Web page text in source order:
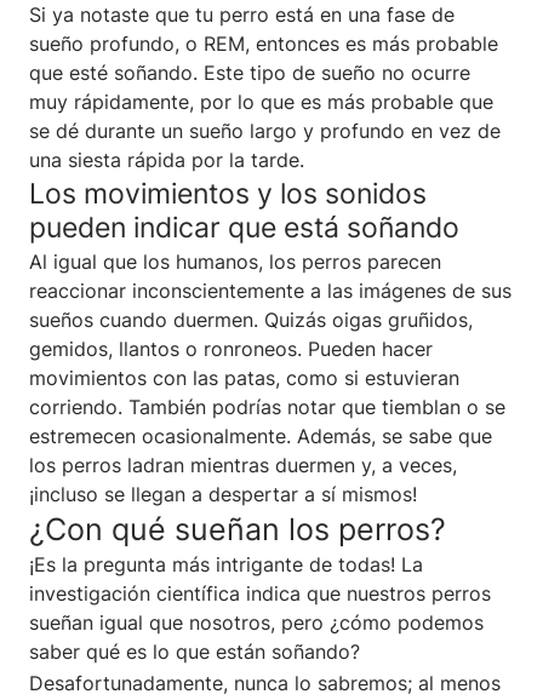
Si ya notaste que tu perro está en una fase de
sueño profundo, o REM, entonces es más probable
que esté soñando. Este tipo de sueño no ocurre
muy rápidamente, por lo que es más probable que
se dé durante un sueño largo y profundo en vez de
una siesta rápida por la tarde.
Los movimientos y los sonidos
pueden indicar que está soñando
Al igual que los humanos, los perros parecen
reaccionar inconscientemente a las imágenes de sus
sueños cuando duermen. Quizás oigas gruñidos,
gemidos, llantos o ronroneos. Pueden hacer
movimientos con las patas, como si estuvieran
corriendo. También podrías notar que tiemblan o se
estremecen ocasionalmente. Además, se sabe que
los perros ladran mientras duermen y, a veces,
¡incluso se llegan a despertar a sí mismos!
¿Con qué sueñan los perros?
¡Es la pregunta más intrigante de todas! La
investigación científica indica que nuestros perros
sueñan igual que nosotros, pero ¿cómo podemos
saber qué es lo que están soñando?
Desafortunadamente, nunca lo sabremos; al menos